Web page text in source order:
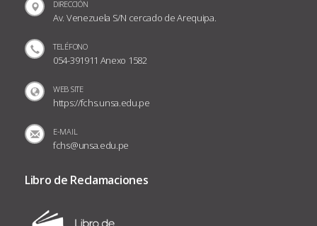
DIRECCIÓN
Av. Venezuela S/N cercado de Arequipa.
TELÉFONO
054-391911 Anexo 1582
WEB SITE
https://fchs.unsa.edu.pe
E-MAIL
fchs@unsa.edu.pe
Libro de Reclamaciones